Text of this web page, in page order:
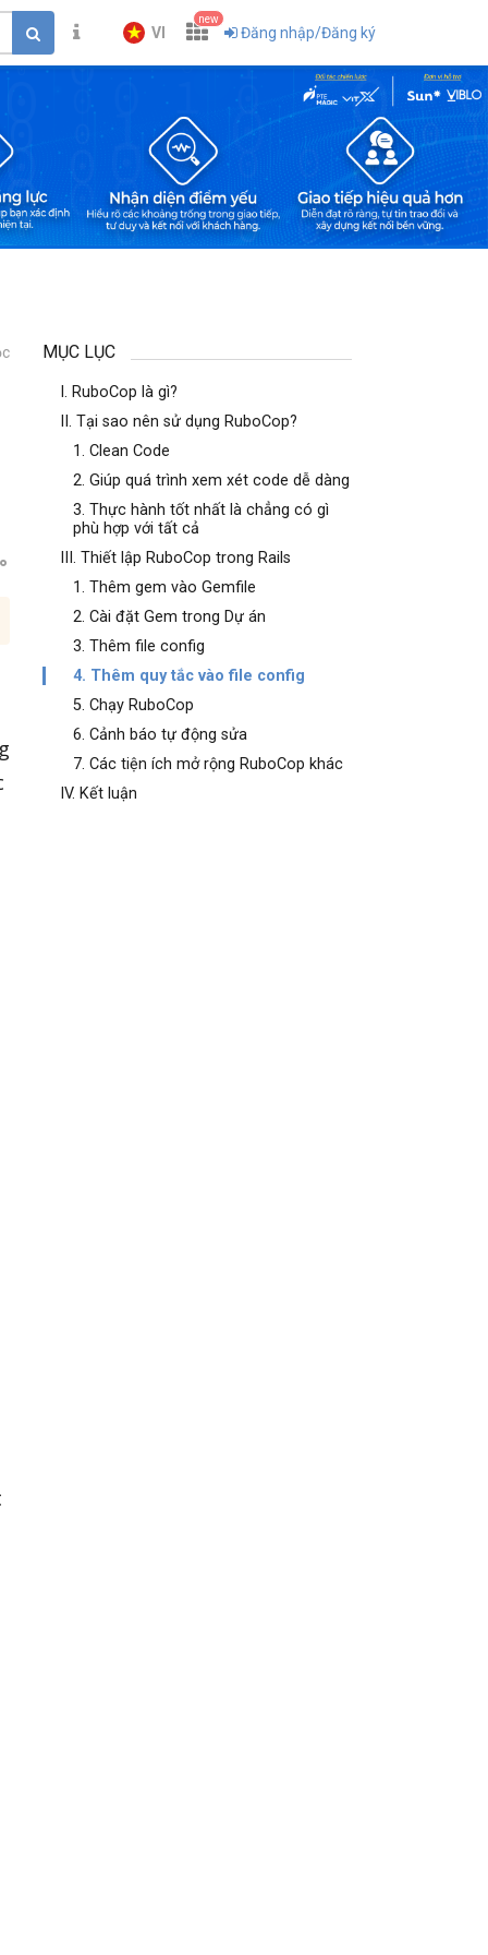
VI
new
Đăng nhập/Đăng ký
MỤC LỤC
I. RuboCop là gì?
II. Tại sao nên sử dụng RuboCop?
1. Clean Code
2. Giúp quá trình xem xét code dễ dàng
3. Thực hành tốt nhất là chẳng có gì
phù hợp với tất cả
III. Thiết lập RuboCop trong Rails
1. Thêm gem vào Gemfile
2. Cài đặt Gem trong Dự án
3. Thêm file config
4. Thêm quy tắc vào file config
5. Chạy RuboCop
6. Cảnh báo tự động sửa
7. Các tiện ích mở rộng RuboCop khác
IV. Kết luận